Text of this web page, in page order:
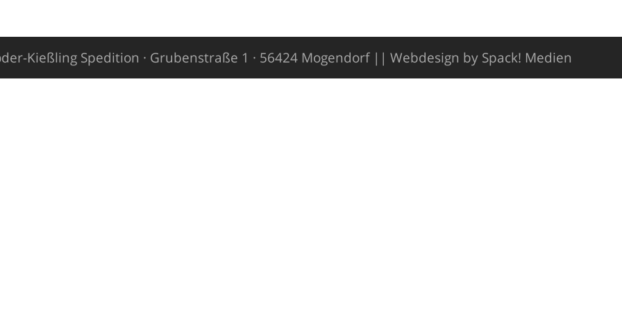
Kießling Spedition · Grubenstraße 1 · 56424 Mogendorf || Webdesign by Spack! Medien